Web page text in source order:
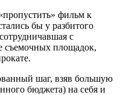
фильм к
бы у разбитого
с
съемочных площадок,
шаг, взяв большую
бюджета) на себя и